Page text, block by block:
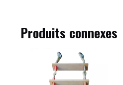
Produits connexes